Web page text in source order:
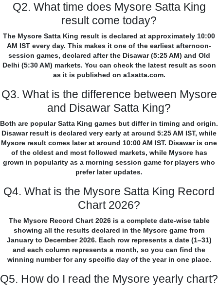
Q2. What time does Mysore Satta King
result come today?
The Mysore Satta King result is declared at approximately 10:00
AM IST every day. This makes it one of the earliest afternoon-
session games, declared after the Disawar (5:25 AM) and Old
Delhi (5:30 AM) markets. You can check the latest result as soon
as it is published on a1satta.com.
Q3. What is the difference between Mysore
and Disawar Satta King?
Both are popular Satta King games but differ in timing and origin.
Disawar result is declared very early at around 5:25 AM IST, while
Mysore result comes later at around 10:00 AM IST. Disawar is one
of the oldest and most followed markets, while Mysore has
grown in popularity as a morning session game for players who
prefer later updates.
Q4. What is the Mysore Satta King Record
Chart 2026?
The Mysore Record Chart 2026 is a complete date-wise table
showing all the results declared in the Mysore game from
January to December 2026. Each row represents a date (1–31)
and each column represents a month, so you can find the
winning number for any specific day of the year in one place.
Q5. How do I read the Mysore yearly chart?